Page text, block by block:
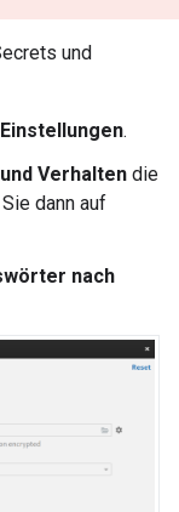
und
Einstellungen.
Verhalten die
dann auf
nach